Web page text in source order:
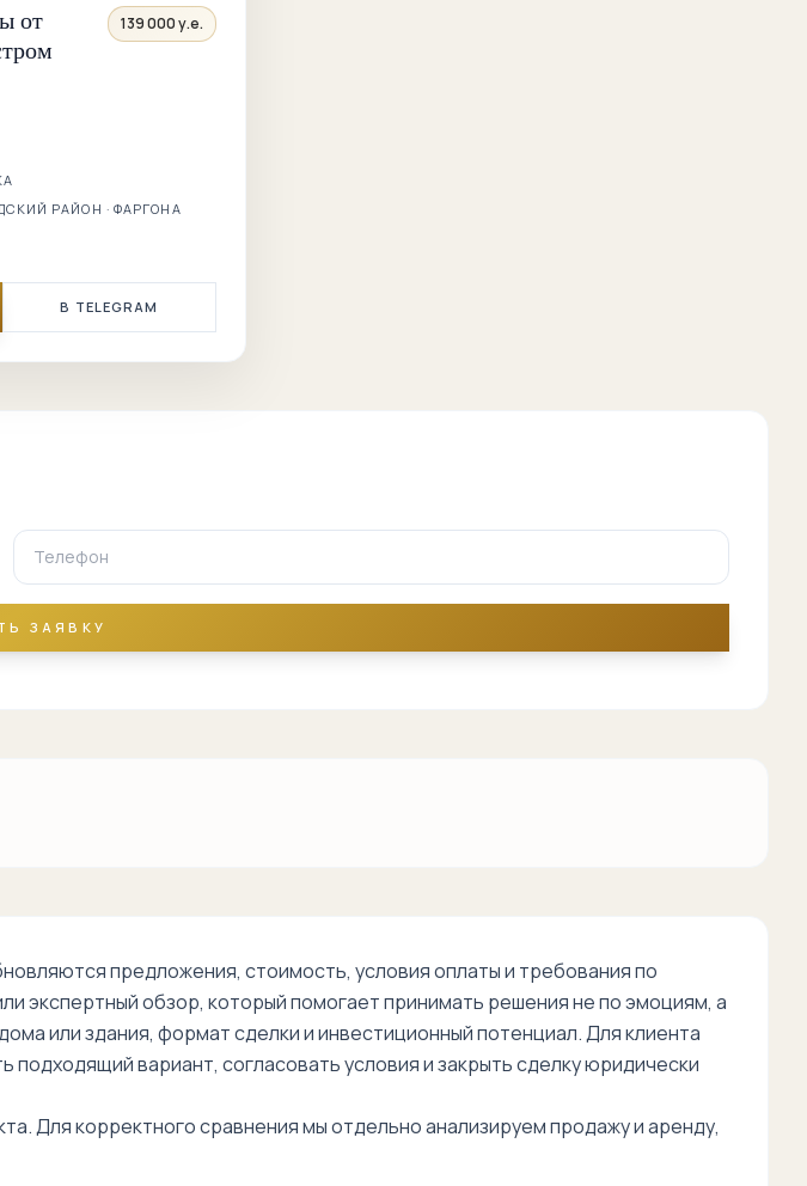
Северный
Тараса
Шахрисабз
Эски Сарикул
метро Минг
Урик
метро
Космонавтлар
улица Нукус
от
139 000 у.е.
РАЙОН · ФАРГОНА
В TELEGRAM
ЗАЯВКУ
предложения, стоимость, условия оплаты и требования по
экспертный обзор, который помогает принимать решения не по эмоциям, а
или здания, формат сделки и инвестиционный потенциал. Для клиента
вариант, согласовать условия и закрыть сделку юридически
Для корректного сравнения мы отдельно анализируем продажу и аренду,